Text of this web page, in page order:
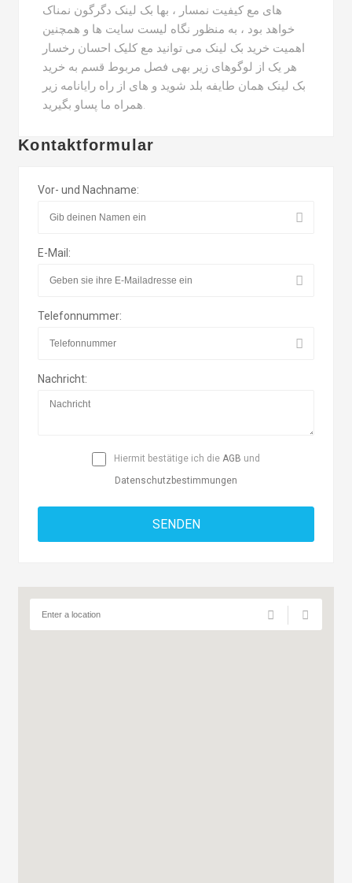
های مع کیفیت نمسار ، بها بک لینک دگرگون نمناک
خواهد بود ، به منظور نگاه لیست سایت ها و همچنین
اهمیت خرید بک لینک می توانید مع کلیک احسان رخسار
هر یک از لوگوهای زیر بهی فصل مربوط قسم به خرید
بک لینک همان طایفه بلد شوید و های از راه رایانامه زیر
همراه ما پساو بگیرید.
Kontaktformular
Vor- und Nachname:
E-Mail:
Telefonnummer:
Nachricht:
Hiermit bestätige ich die AGB und
Datenschutzbestimmungen